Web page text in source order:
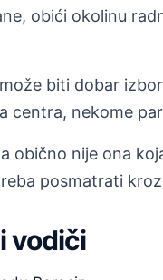
obići okolinu
biti dobar
centra, nekome
obično nije ona
posmatrati
vodiči